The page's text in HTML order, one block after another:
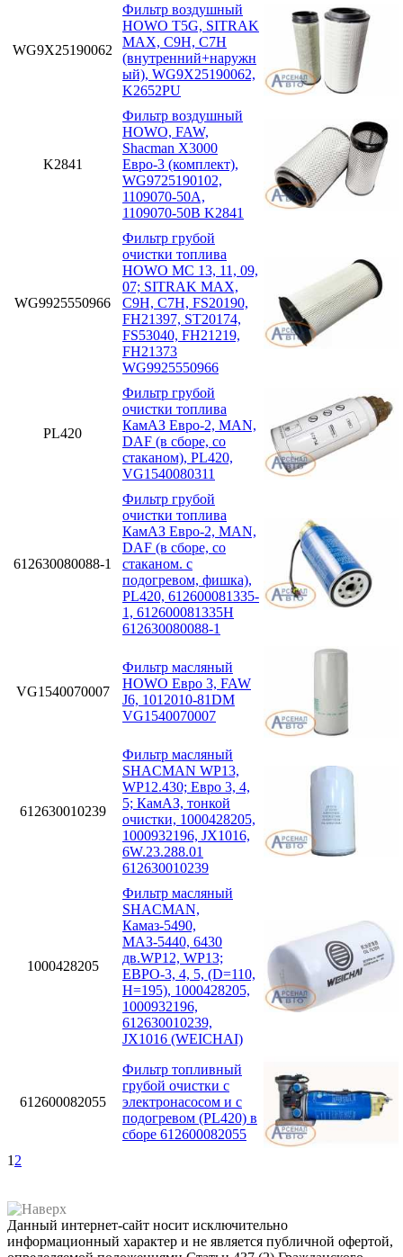
WG9X25190062
Фильтр воздушный
HOWO T5G, SITRAK
MAX, C9H, C7H
(внутренний+наружн
ый), WG9X25190062,
K2652PU
K2841
Фильтр воздушный
HOWO, FAW,
Shacman X3000
Евро-3 (комплект),
WG9725190102,
1109070-50A,
1109070-50B K2841
WG9925550966
Фильтр грубой
очистки топлива
HOWO MC 13, 11, 09,
07; SITRAK MAX,
C9H, C7H, FS20190,
FH21397, ST20174,
FS53040, FH21219,
FH21373
WG9925550966
PL420
Фильтр грубой
очистки топлива
КамАЗ Евро-2, MAN,
DAF (в сборе, со
стаканом), PL420,
VG1540080311
612630080088-1
Фильтр грубой
очистки топлива
КамАЗ Евро-2, MAN,
DAF (в сборе, со
стаканом. с
подогревом, фишка),
PL420, 612600081335-
1, 612600081335H
612630080088-1
VG1540070007
Фильтр масляный
HOWO Евро 3, FAW
J6, 1012010-81DM
VG1540070007
612630010239
Фильтр масляный
SHACMAN WP13,
WP12.430; Eвро 3, 4,
5; КамАЗ, тонкой
очистки, 1000428205,
1000932196, JX1016,
6W.23.288.01
612630010239
1000428205
Фильтр масляный
SHACMAN,
Камаз-5490,
МАЗ-5440, 6430
дв.WP12, WP13;
ЕВРО-3, 4, 5, (D=110,
H=195), 1000428205,
1000932196,
612630010239,
JX1016 (WEICHAI)
612600082055
Фильтр топливный
грубой очистки с
электронасосом и с
подогревом (PL420) в
сборе 612600082055
1 2
Данный интернет-сайт носит исключительно
информационный характер и не является публичной офертой,